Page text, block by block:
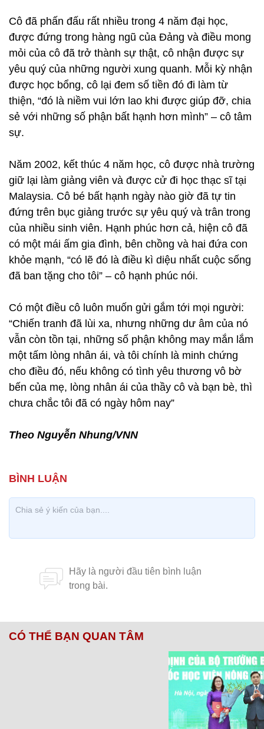
Cô đã phấn đấu rất nhiều trong 4 năm đại học,
được đứng trong hàng ngũ của Đảng và điều mong
mỏi của cô đã trở thành sự thật, cô nhận được sự
yêu quý của những người xung quanh. Mỗi kỳ nhận
được học bổng, cô lại đem số tiền đó đi làm từ
thiện, “đó là niềm vui lớn lao khi được giúp đỡ, chia
sẻ với những số phận bất hạnh hơn mình” – cô tâm
sự.
Năm 2002, kết thúc 4 năm học, cô được nhà trường
giữ lại làm giảng viên và được cử đi học thạc sĩ tại
Malaysia. Cô bé bất hạnh ngày nào giờ đã tự tin
đứng trên bục giảng trước sự yêu quý và trân trong
của nhiều sinh viên. Hạnh phúc hơn cả, hiện cô đã
có một mái ấm gia đình, bên chồng và hai đứa con
khỏe mạnh, “có lẽ đó là điều kì diệu nhất cuộc sống
đã ban tặng cho tôi” – cô hạnh phúc nói.
Có một điều cô luôn muốn gửi gắm tới mọi người:
“Chiến tranh đã lùi xa, nhưng những dư âm của nó
vẫn còn tồn tại, những số phận không may mắn lắm
một tấm lòng nhân ái, và tôi chính là minh chứng
cho điều đó, nếu không có tình yêu thương vô bờ
bến của mẹ, lòng nhân ái của thầy cô và bạn bè, thì
chưa chắc tôi đã có ngày hôm nay”
Theo Nguyễn Nhung/VNN
CÓ THỂ BẠN QUAN TÂM